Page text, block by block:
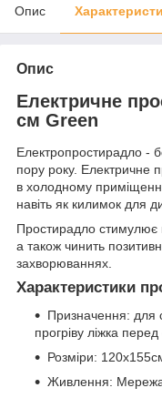
Опис
Опис
Електричне
см Green
Електропростирадло -
пору року. Електричне
в холодному
навіть як килимок для
Простирадло стимулює
а також чинить
захворюваннях.
Характеристики
Призначення: для
прогріву ліжка
Розміри:
Живлення: